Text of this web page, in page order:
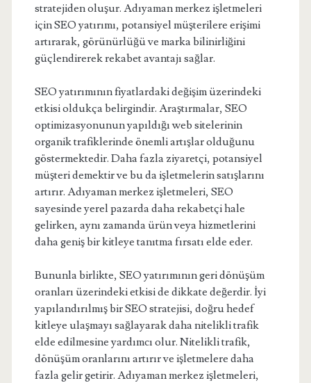
stratejiden oluşur. Adıyaman merkez işletmeleri
için SEO yatırımı, potansiyel müşterilere erişimi
artırarak, görünürlüğü ve marka bilinirliğini
güçlendirerek rekabet avantajı sağlar.
SEO yatırımının fiyatlardaki değişim üzerindeki
etkisi oldukça belirgindir. Araştırmalar, SEO
optimizasyonunun yapıldığı web sitelerinin
organik trafiklerinde önemli artışlar olduğunu
göstermektedir. Daha fazla ziyaretçi, potansiyel
müşteri demektir ve bu da işletmelerin satışlarını
artırır. Adıyaman merkez işletmeleri, SEO
sayesinde yerel pazarda daha rekabetçi hale
gelirken, aynı zamanda ürün veya hizmetlerini
daha geniş bir kitleye tanıtma fırsatı elde eder.
Bununla birlikte, SEO yatırımının geri dönüşüm
oranları üzerindeki etkisi de dikkate değerdir. İyi
yapılandırılmış bir SEO stratejisi, doğru hedef
kitleye ulaşmayı sağlayarak daha nitelikli trafik
elde edilmesine yardımcı olur. Nitelikli trafik,
dönüşüm oranlarını artırır ve işletmelere daha
fazla gelir getirir. Adıyaman merkez işletmeleri,